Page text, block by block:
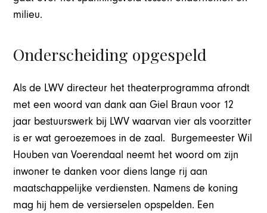
milieu.
Onderscheiding opgespeld
Als de LWV directeur het theaterprogramma afrondt
met een woord van dank aan Giel Braun voor 12
jaar bestuurswerk bij LWV waarvan vier als voorzitter
is er wat geroezemoes in de zaal. Burgemeester Wil
Houben van Voerendaal neemt het woord om zijn
inwoner te danken voor diens lange rij aan
maatschappelijke verdiensten. Namens de koning
mag hij hem de versierselen opspelden. Een